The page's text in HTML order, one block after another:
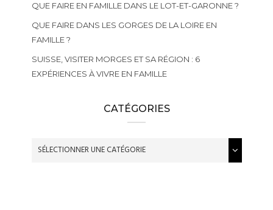
QUE FAIRE EN FAMILLE DANS LE LOT-ET-GARONNE ?
QUE FAIRE DANS LES GORGES DE LA LOIRE EN
FAMILLE ?
SUISSE, VISITER MORGES ET SA RÉGION : 6
EXPÉRIENCES À VIVRE EN FAMILLE
CATÉGORIES